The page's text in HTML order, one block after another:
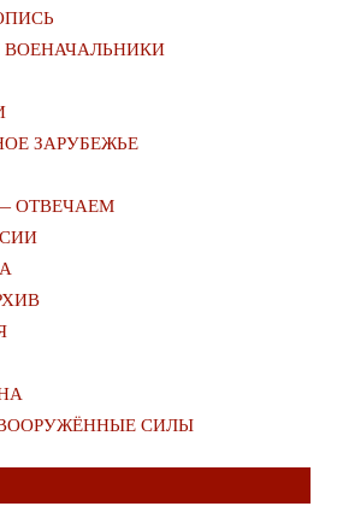
ЗАРУБЕЖЬЕ
ОТВЕЧАЕМ
СИЛЫ